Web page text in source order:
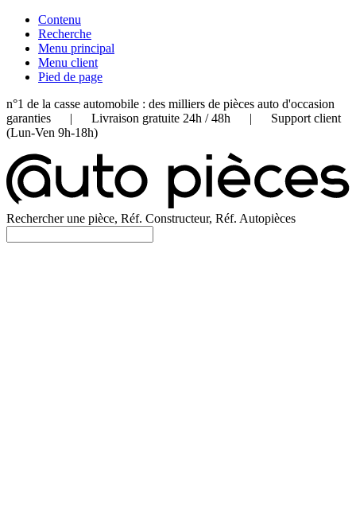
Contenu
Recherche
Menu principal
Menu client
Pied de page
n°1 de la casse automobile : des milliers de pièces auto d'occasion
garanties | Livraison gratuite 24h / 48h | Support client
(Lun-Ven 9h-18h)
Rechercher une pièce, Réf. Constructeur, Réf. Autopièces